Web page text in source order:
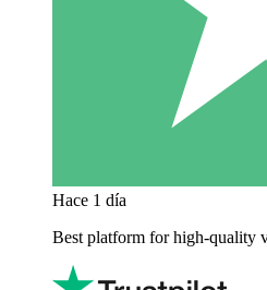
Hace 1 día
Best platform for high-quality